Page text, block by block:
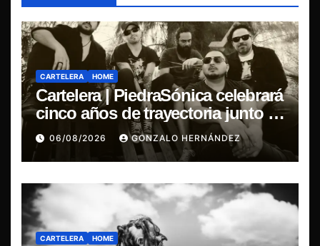
CARTELERA HOME
Cartelera | PiedraSónica celebrará
cinco años de trayectoria junto a
The Ganjas en el Bar de René
06/08/2026 GONZALO HERNÁNDEZ
CARTELERA HOME